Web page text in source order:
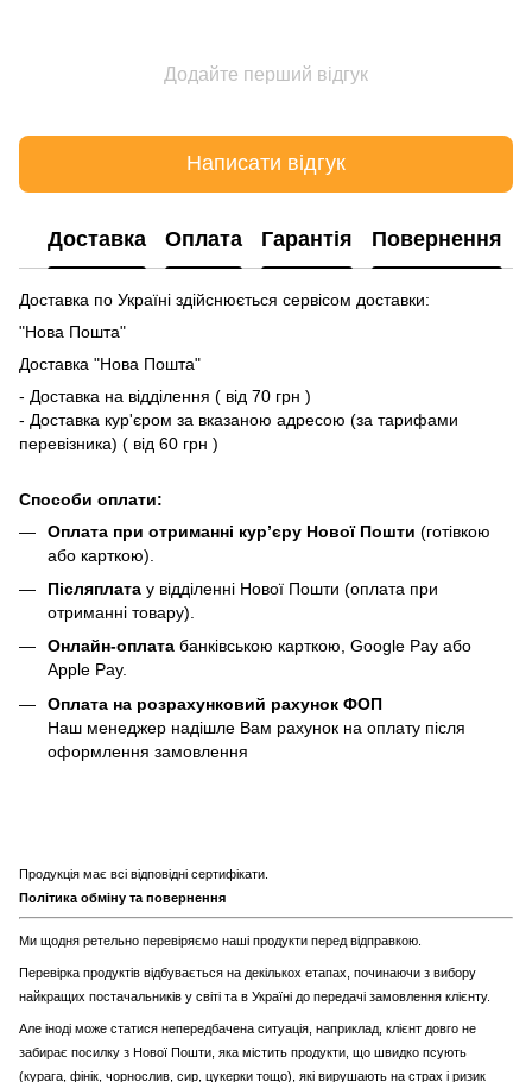
Додайте перший відгук
Написати відгук
Доставка Оплата Гарантія Повернення
Доставка по Україні здійснюється сервісом доставки:
"Нова Пошта"
Доставка "Нова Пошта"
- Доставка на відділення ( від 70 грн )
- Доставка кур'єром за вказаною адресою (за тарифами
перевізника) ( від 60 грн )
Способи оплати:
Оплата при отриманні кур’єру Нової Пошти (готівкою
або карткою).
Післяплата у відділенні Нової Пошти (оплата при
отриманні товару).
Онлайн-оплата банківською карткою, Google Pay або
Apple Pay.
Оплата на розрахунковий рахунок ФОП
Наш менеджер надішле Вам рахунок на оплату після
оформлення замовлення
Продукція має всі відповідні сертифікати.
Політика обміну та повернення
Ми щодня ретельно перевіряємо наші продукти перед відправкою.
Перевірка продуктів відбувається на декількох етапах, починаючи з вибору
найкращих постачальників у світі та в Україні до передачі замовлення клієнту.
Але іноді може статися непередбачена ситуація, наприклад, клієнт довго не
забирає посилку з Нової Пошти, яка містить продукти, що швидко псують
(курага, фінік, чорнослив, сир, цукерки тощо), які вирушають на страх і ризик